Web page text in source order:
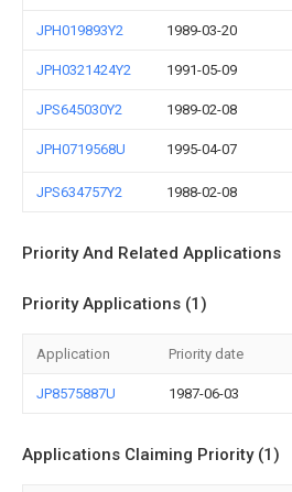
JPH019893Y2 1989-03-20
JPH0321424Y2 1991-05-09
JPS645030Y2 1989-02-08
JPH0719568U 1995-04-07
JPS634757Y2 1988-02-08
Priority And Related Applications
Priority Applications (1)
Application Priority date
JP8575887U 1987-06-03
Applications Claiming Priority (1)